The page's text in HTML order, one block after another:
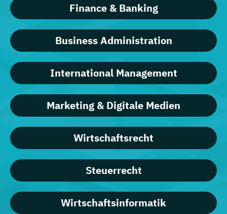
Finance & Banking
Business Administration
International Management
Marketing & Digitale Medien
Wirtschaftsrecht
Steuerrecht
Wirtschaftsinformatik